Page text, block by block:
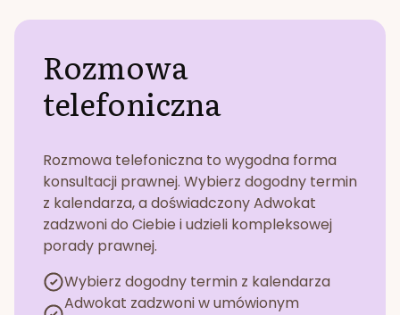
Rozmowa
telefoniczna
Rozmowa telefoniczna to wygodna forma
konsultacji prawnej. Wybierz dogodny termin
z kalendarza, a doświadczony Adwokat
zadzwoni do Ciebie i udzieli kompleksowej
porady prawnej.
Wybierz dogodny termin z kalendarza
Adwokat zadzwoni w umówionym